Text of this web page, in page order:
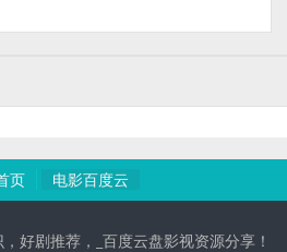
页 电影百度云
好剧推荐，_百度云盘影视资源分享！